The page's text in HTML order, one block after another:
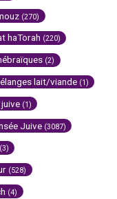
(270)
haTorah (220)
(2)
lait/viande (1)
(1)
Juive (3087)
(3)
(528)
(4)